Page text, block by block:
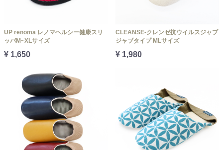
UP renoma レノマヘルシー健康スリ
ッパM~XLサイズ
¥ 1,650
CLEANSE-クレンゼ抗ウイルスジャブ
ジャブタイプ MLサイズ
¥ 1,980